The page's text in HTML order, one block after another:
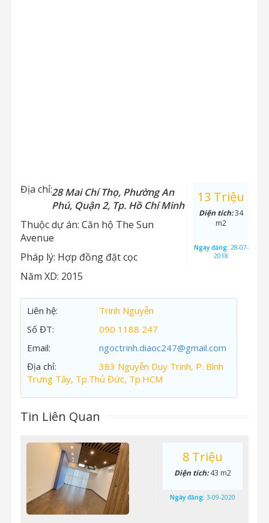
Địa chỉ:28 Mai Chí Thọ, Phường An
Phú, Quận 2, Tp. Hồ Chí Minh
Thuộc dự án: Căn hộ The Sun
Avenue
Pháp lý: Hợp đồng đặt cọc
Năm XD: 2015
13 Triệu
Diện tích:34
m2
Ngày đăng: 28-07-
2018
Liên hệ:
Trinh Nguyễn
Số ĐT:
090 1188 247
Email:
ngoctrinh.diaoc247@gmail.com
Địa chỉ:
383 Nguyễn Duy Trinh, P. Bình
Trưng Tây, Tp.Thủ Đức, Tp.HCM
Tin Liên Quan
8 Triệu
Diện tích:43 m2
Ngày đăng: 3-09-2020